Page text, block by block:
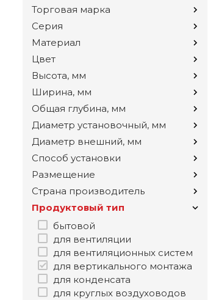
Торговая марка
Серия
Материал
Цвет
Высота, мм
Ширина, мм
Общая глубина, мм
Диаметр установочный, мм
Диаметр внешний, мм
Способ установки
Размещение
Страна производитель
Продуктовый тип
бытовой
для вентиляции
для вентиляционных систем
для вертикального монтажа
для конденсата
для круглых воздуховодов